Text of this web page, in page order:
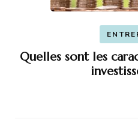
Quelles sont les